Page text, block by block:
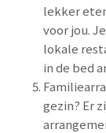
lekker
voor jou.
lokale
in de bed
gezin? Er